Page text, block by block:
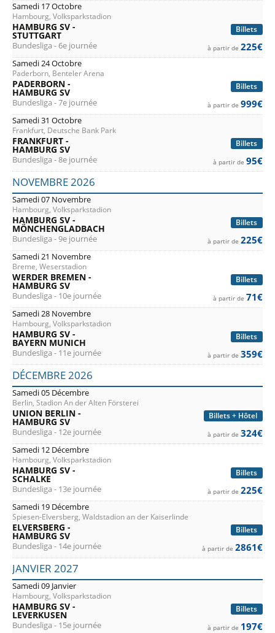
Samedi 17 Octobre
Hambourg, Volksparkstadion
Billets
HAMBURG SV -
STUTTGART
Bundesliga - 6e journée à partir de 225€
Samedi 24 Octobre
Paderborn, Benteler Arena
Billets
PADERBORN -
HAMBURG SV
Bundesliga - 7e journée à partir de 999€
Samedi 31 Octobre
Frankfurt, Deutsche Bank Park
Billets
FRANKFURT -
HAMBURG SV
Bundesliga - 8e journée à partir de 95€
NOVEMBRE 2026
Samedi 07 Novembre
Hambourg, Volksparkstadion
Billets
HAMBURG SV -
MÖNCHENGLADBACH
Bundesliga - 9e journée à partir de 225€
Samedi 21 Novembre
Breme, Weserstadion
Billets
WERDER BREMEN -
HAMBURG SV
Bundesliga - 10e journée à partir de 71€
Samedi 28 Novembre
Hambourg, Volksparkstadion
Billets
HAMBURG SV -
BAYERN MUNICH
Bundesliga - 11e journée à partir de 359€
DÉCEMBRE 2026
Samedi 05 Décembre
Berlin, Stadion An der Alten Försterei
Billets + Hôtel
UNION BERLIN -
HAMBURG SV
Bundesliga - 12e journée à partir de 324€
Samedi 12 Décembre
Hambourg, Volksparkstadion
Billets
HAMBURG SV -
SCHALKE
Bundesliga - 13e journée à partir de 225€
Samedi 19 Décembre
Spiesen-Elversberg, Waldstadion an der Kaiserlinde
Billets
ELVERSBERG -
HAMBURG SV
Bundesliga - 14e journée à partir de 2861€
JANVIER 2027
Samedi 09 Janvier
Hambourg, Volksparkstadion
Billets
HAMBURG SV -
LEVERKUSEN
Bundesliga - 15e journée à partir de 197€